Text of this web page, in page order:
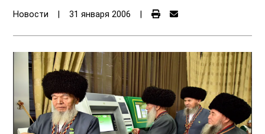
Новости 31 января 2006